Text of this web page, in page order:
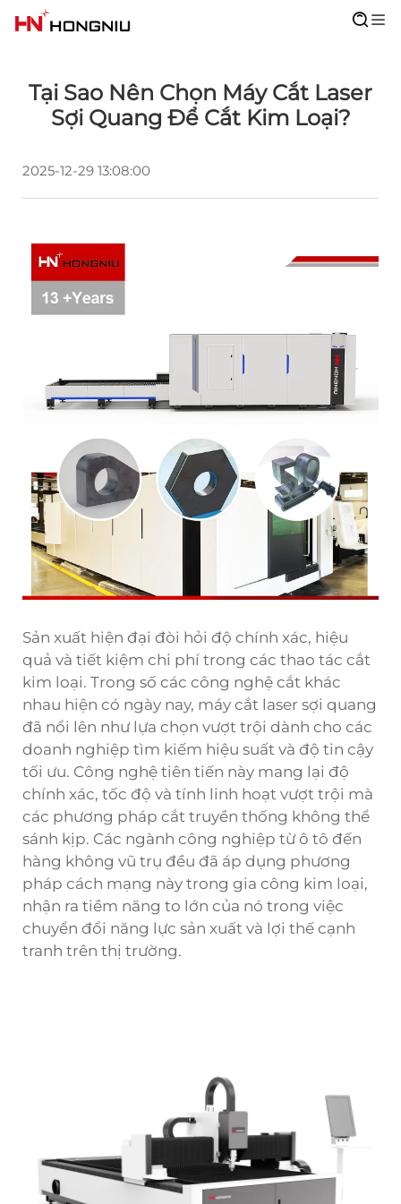
Tại Sao Nên Chọn Máy Cắt Laser
Sợi Quang Để Cắt Kim Loại?
2025-12-29 13:08:00
Sản xuất hiện đại đòi hỏi độ chính xác, hiệu
quả và tiết kiệm chi phí trong các thao tác cắt
kim loại. Trong số các công nghệ cắt khác
nhau hiện có ngày nay, máy cắt laser sợi quang
đã nổi lên như lựa chọn vượt trội dành cho các
doanh nghiệp tìm kiếm hiệu suất và độ tin cậy
tối ưu. Công nghệ tiên tiến này mang lại độ
chính xác, tốc độ và tính linh hoạt vượt trội mà
các phương pháp cắt truyền thống không thể
sánh kịp. Các ngành công nghiệp từ ô tô đến
hàng không vũ trụ đều đã áp dụng phương
pháp cách mạng này trong gia công kim loại,
nhận ra tiềm năng to lớn của nó trong việc
chuyển đổi năng lực sản xuất và lợi thế cạnh
tranh trên thị trường.